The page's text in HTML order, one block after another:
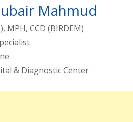
Mahmud
MPH, CCD (BIRDEM)
& Diagnostic Center